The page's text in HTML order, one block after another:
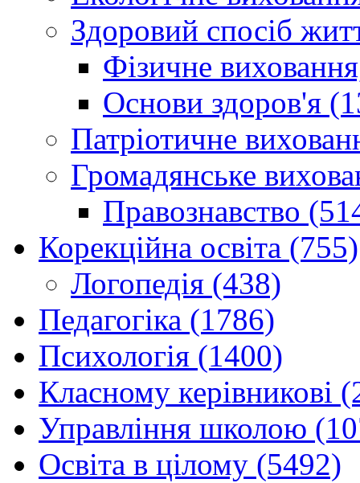
Здоровий спосіб
Фізичне
Основи здоров'я
Патріотичне
Громадянське
Правознавство
Корекційна освіта (755)
Логопедія (438)
Педагогіка (1786)
Психологія (1400)
Класному керівникові
Управління школою
Освіта в цілому (5492)